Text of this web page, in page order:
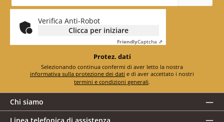
*
Verifica Anti-Robot
Clicca per iniziare
FriendlyCaptcha ⇗
Protez. dati
informativa sulla protezione dei dati
termini e condizioni generali.
Chi siamo
Linea telefonica di assistenza